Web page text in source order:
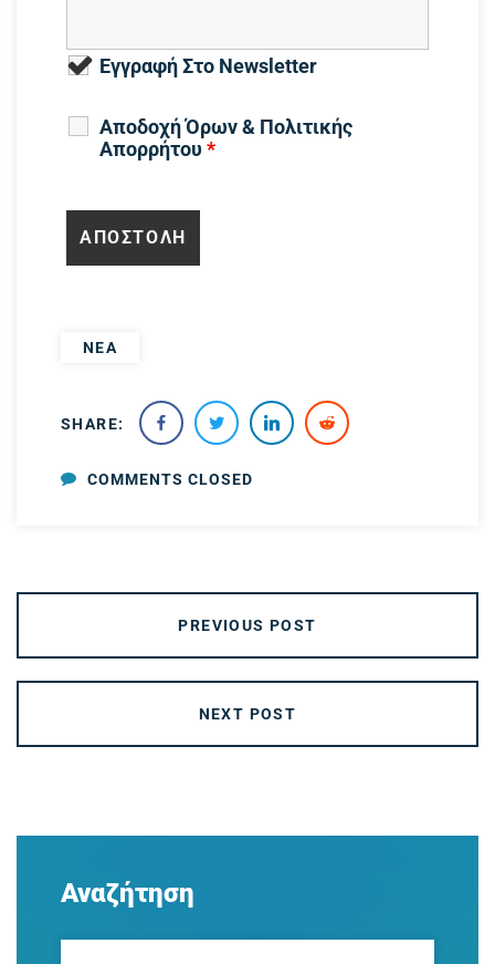
Εγγραφή Στο Newsletter
Αποδοχή Όρων & Πολιτικής
Απορρήτου*
ΝΕΑ
SHARE:
COMMENTS CLOSED
PREVIOUS POST
NEXT POST
Αναζήτηση